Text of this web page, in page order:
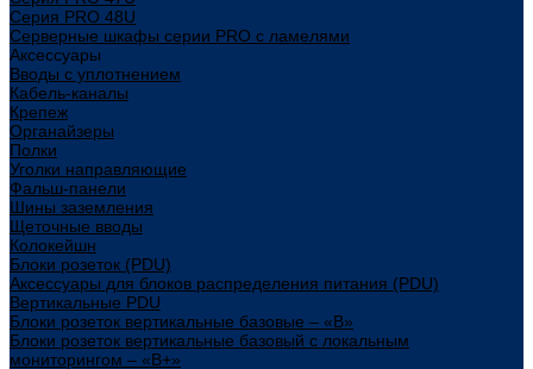
Серия PRO 48U
Серверные шкафы серии PRO с ламелями
Аксессуары
Вводы с уплотнением
Кабель-каналы
Крепеж
Органайзеры
Полки
Уголки направляющие
Фальш-панели
Шины заземления
Щеточные вводы
Колокейшн
Блоки розеток (PDU)
Аксессуары для блоков распределения питания (PDU)
Вертикальные PDU
Блоки розеток вертикальные базовые – «В»
Блоки розеток вертикальные базовый с локальным
мониторингом – «В+»